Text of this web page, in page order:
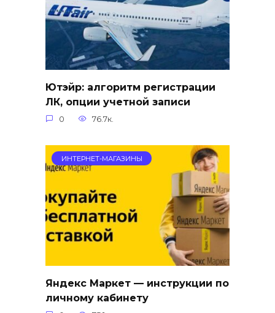
Ютэйр: алгоритм регистрации
ЛК, опции учетной записи
0 76.7к.
ИНТЕРНЕТ-МАГАЗИНЫ
Яндекс Маркет — инструкции по
личному кабинету